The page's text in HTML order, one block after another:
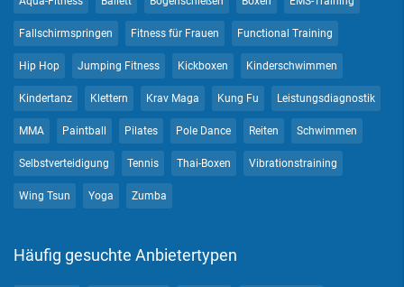
Fallschirmspringen Fitness für Frauen Functional Training
Hip Hop Jumping Fitness Kickboxen Kinderschwimmen
Kindertanz Klettern Krav Maga Kung Fu Leistungsdiagnostik
MMA Paintball Pilates Pole Dance Reiten Schwimmen
Selbstverteidigung Tennis Thai-Boxen Vibrationstraining
Wing Tsun Yoga Zumba
Häufig gesuchte Anbietertypen